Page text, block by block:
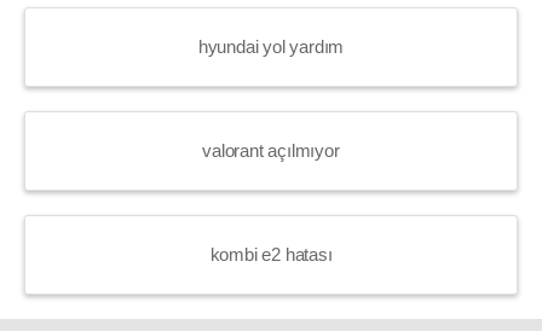
hyundai yol yardım
valorant açılmıyor
kombi e2 hatası